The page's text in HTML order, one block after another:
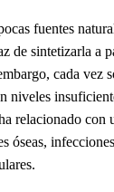
fuentes
de sintetizarla a
cada vez
niveles
relacionado con
óseas,